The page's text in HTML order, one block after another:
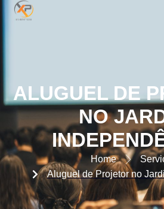
ALUGUEL DE
NO
Home
Aluguel de Projetor no